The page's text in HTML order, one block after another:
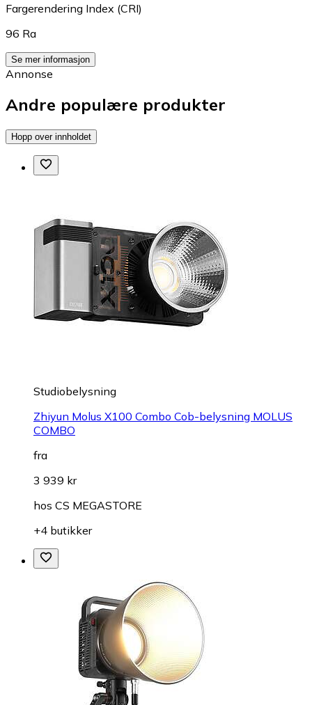
Fargerendering Index (CRI)
96 Ra
Se mer informasjon
Annonse
Andre populære produkter
Hopp over innholdet
Studiobelysning
Zhiyun Molus X100 Combo Cob-belysning MOLUS
COMBO
fra
3 939 kr
hos CS MEGASTORE
+4 butikker